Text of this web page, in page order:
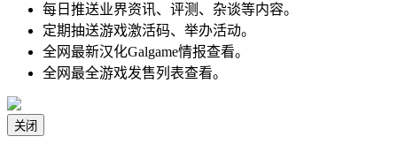
每日推送业界资讯、评测、杂谈等内容。
定期抽送游戏激活码、举办活动。
全网最新汉化Galgame情报查看。
全网最全游戏发售列表查看。
关闭